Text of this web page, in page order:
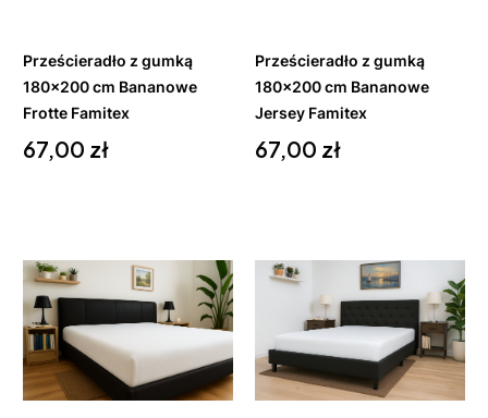
Prześcieradło z gumką
180x200 cm Bananowe
Frotte Famitex
Cena
67,00 zł
Prześcieradło z gumką
180x200 cm Bananowe
Jersey Famitex
Cena
67,00 zł